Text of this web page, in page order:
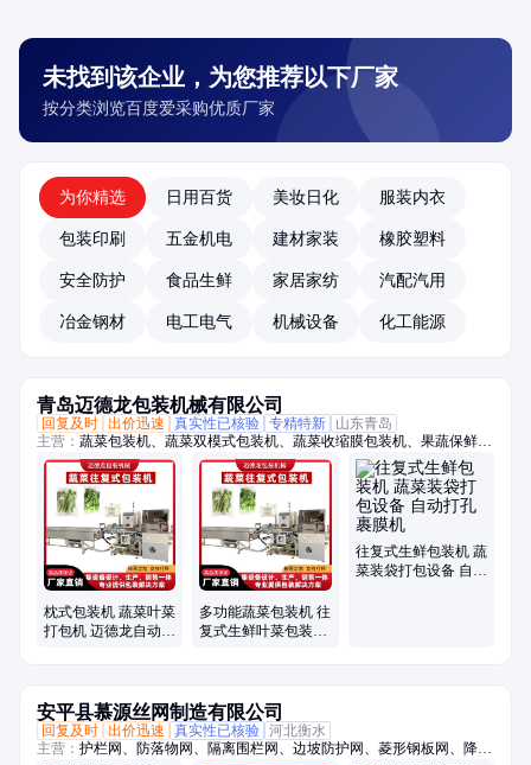
未找到该企业，为您推荐以下厂家
按分类浏览百度爱采购优质厂家
为你精选 日用百货 美妆日化 服装内衣
包装印刷 五金机电 建材家装 橡胶塑料
安全防护 食品生鲜 家居家纺 汽配汽用
冶金钢材 电工电气 机械设备 化工能源
青岛迈德龙包装机械有限公司
回复及时 出价迅速 真实性已核验 专精特新
山东青岛
主营： 蔬菜包装机、蔬菜双模式包装机、蔬菜收缩膜包装机、果蔬保鲜膜
包装机、托盒果蔬包装机、生鲜包装机、保鲜包装机、蔬菜高速包装机、
称重贴标机、冬瓜定量切片机
枕式包装机 蔬菜叶菜
打包机 迈德龙自动生
多功能蔬菜包装机 往
复式生鲜叶菜包装设
往复式生鲜包装机 蔬
菜装袋打包设备 自动
安平县慕源丝网制造有限公司
回复及时 出价迅速 真实性已核验 河北衡水
主营： 护栏网、防落物网、隔离围栏网、边坡防护网、菱形钢板网、降噪